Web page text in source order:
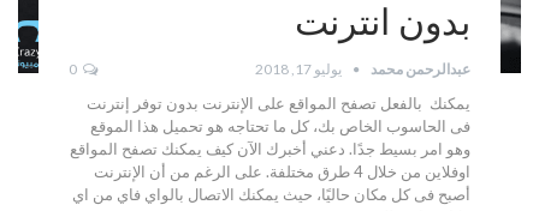
بدون انترنت
عبدالرحمن محمد يوليو 17, 2018 0
يمكنك بالفعل تصفح المواقع على الإنترنت بدون توفر إنترنت
فى الحاسوب الخاص بك، كل ما تحتاجه هو تحميل هذا الموقع
وهو امر بسيط جدًا. دعني أخبرك الآن كيف يمكنك تصفح المواقع
اوفلاين من خلال 4 طرق مختلفة. على الرغم من أن الإنترنت
أصبح فى كل مكان حاليًا، حيث يمكنك الاتصال بالواي فاي من اي